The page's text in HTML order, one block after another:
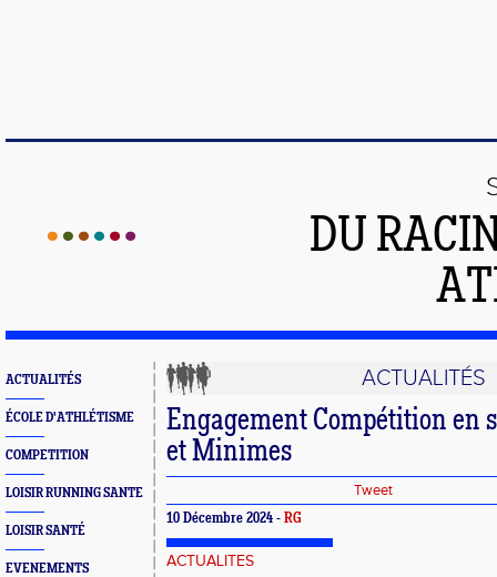
DU
ACTUALITÉS
ÉCOLE D'ATHLÉTISME
COMPETITION
LOISIR RUNNING SANTE
LOISIR SANTÉ
EVENEMENTS
ACTUALITÉS
Engagement Compétition en
et Minimes
Tweet
10 Décembre 2024 - RG
ACTUALITES